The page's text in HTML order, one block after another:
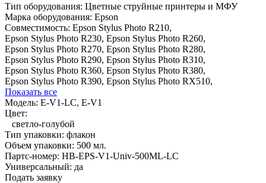
Тип оборудования: Цветные струйные принтеры и МФУ
Марка оборудования: Epson
Совместимость: Epson Stylus Photo R210,
Epson Stylus Photo R230, Epson Stylus Photo R260,
Epson Stylus Photo R270, Epson Stylus Photo R280,
Epson Stylus Photo R290, Epson Stylus Photo R310,
Epson Stylus Photo R360, Epson Stylus Photo R380,
Epson Stylus Photo R390, Epson Stylus Photo RX510,
Показать все
Модель: E-V1-LC, E-V1
Цвет:
светло-голубой
Тип упаковки: флакон
Объем упаковки: 500 мл.
Партс-номер: HB-EPS-V1-Univ-500ML-LC
Универсальный: да
Подать заявку